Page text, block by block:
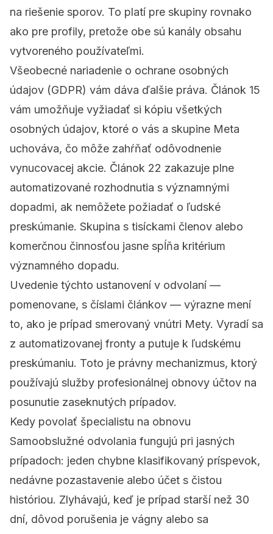
na riešenie sporov. To platí pre skupiny rovnako
ako pre profily, pretože obe sú kanály obsahu
vytvoreného používateľmi.
Všeobecné nariadenie o ochrane osobných
údajov (GDPR) vám dáva ďalšie práva. Článok 15
vám umožňuje vyžiadať si kópiu všetkých
osobných údajov, ktoré o vás a skupine Meta
uchováva, čo môže zahŕňať odôvodnenie
vynucovacej akcie. Článok 22 zakazuje plne
automatizované rozhodnutia s významnými
dopadmi, ak nemôžete požiadať o ľudské
preskúmanie. Skupina s tisíckami členov alebo
komerčnou činnosťou jasne spĺňa kritérium
významného dopadu.
Uvedenie týchto ustanovení v odvolaní —
pomenovane, s číslami článkov — výrazne mení
to, ako je prípad smerovaný vnútri Mety. Vyradí sa
z automatizovanej fronty a putuje k ľudskému
preskúmaniu. Toto je právny mechanizmus, ktorý
používajú služby profesionálnej obnovy účtov na
posunutie zaseknutých prípadov.
Kedy povolať špecialistu na obnovu
Samoobslužné odvolania fungujú pri jasných
prípadoch: jeden chybne klasifikovaný príspevok,
nedávne pozastavenie alebo účet s čistou
históriou. Zlyhávajú, keď je prípad starší než 30
dní, dôvod porušenia je vágny alebo sa